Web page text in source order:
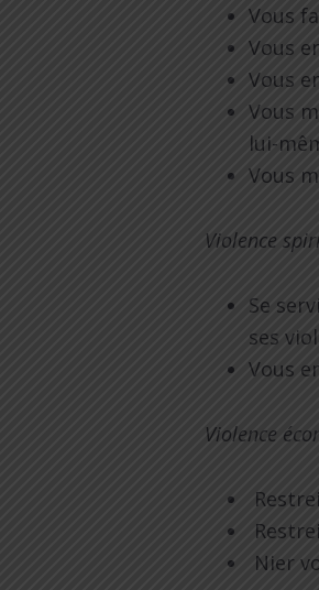
Vous
Vous
Vous
Vous
lui-
Vous
Violence
Se
ses
Vous
Violence
Nier